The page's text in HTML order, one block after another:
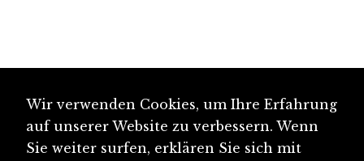
Wir verwenden Cookies, um Ihre Erfahrung
auf unserer Website zu verbessern. Wenn
Sie weiter surfen, erklären Sie sich mit